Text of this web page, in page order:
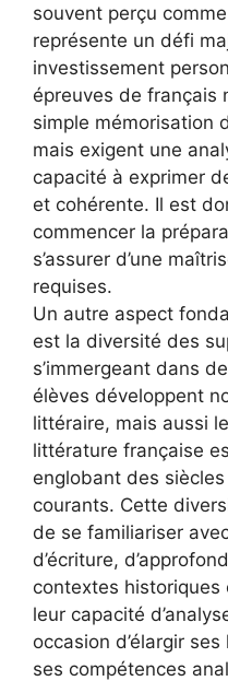
souvent perçu
représente un défi
investissement
épreuves de français
simple mémorisation
mais exigent une
capacité à exprimer
et cohérente. Il est
commencer la
s’assurer d’une
requises.
Un autre aspect
est la diversité des
s’immergeant dans
élèves développent
littéraire, mais aussi
littérature française
englobant des
courants. Cette
de se familiariser
d’écriture,
contextes historiques
leur capacité
occasion d’élargir
ses compétences